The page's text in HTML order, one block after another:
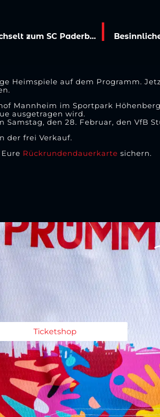
U19-Stürmer Noah Ringbeck wechselt zum SC Paderborn
Heimspiele auf dem Programm.
Mannheim im Sportpark
ausgetragen wird.
den 28. Februar, den VfB
der frei Verkauf.
Rückrundendauerkarte sichern.
Ticketshop